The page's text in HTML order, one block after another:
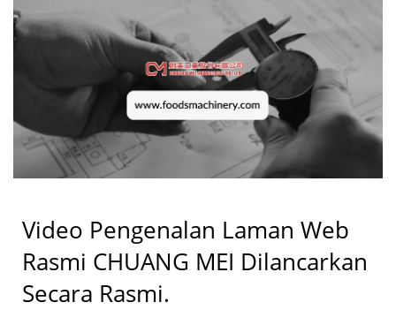
Video Pengenalan Laman Web
Rasmi CHUANG MEI Dilancarkan
Secara Rasmi.